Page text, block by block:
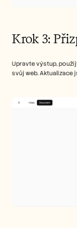
Krok 3:
Upravte výstup,
svůj web. Aktualizace